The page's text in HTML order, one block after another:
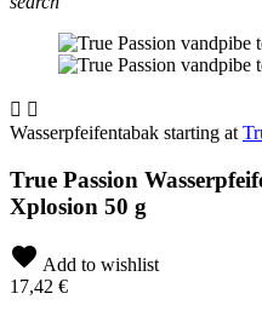
 
Wasserpfeifentabak starting at
True Passion
Xplosion 50 g
Add to wishlist
17,42 €